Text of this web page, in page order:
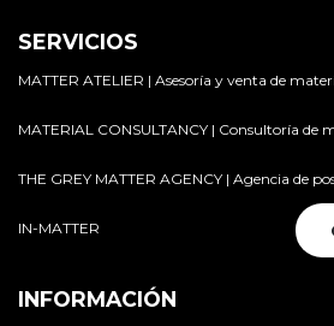
SERVICIOS
MATTER ATELIER | Asesoría y venta de
MATERIAL CONSULTANCY | Consultoría de
THE GREY MATTER AGENCY | Agencia de
IN-MATTER
INFORMACIÓN